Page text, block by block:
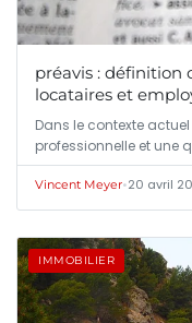
préavis : définition
locataires et
Dans le contexte
professionnelle et une
Vincent Meyer•20 avril
IMMOBILIER